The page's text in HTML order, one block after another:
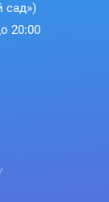
сад»)
20:00